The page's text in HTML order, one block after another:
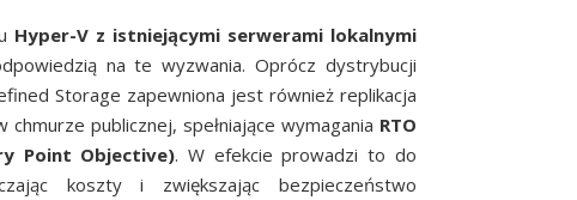
Hyper-V z istniejącymi serwerami lokalnymi
na te wyzwania. Oprócz dystrybucji
Storage zapewniona jest również replikacja
publicznej, spełniające wymagania RTO
Point Objective). W efekcie prowadzi to do
koszty i zwiększając bezpieczeństwo